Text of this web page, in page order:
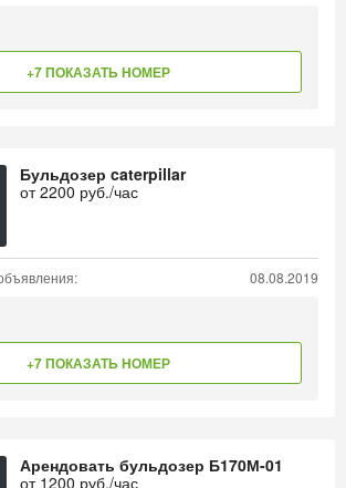
+7 ПОКАЗАТЬ НОМЕР
Бульдозер caterpillar
от2200 руб./час
08.08.2019
+7 ПОКАЗАТЬ НОМЕР
Арендовать бульдозер Б170М-01
от 1200 руб./час